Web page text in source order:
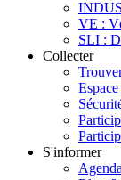
VE :
SLI :
Collecter
S'informer
Agenda